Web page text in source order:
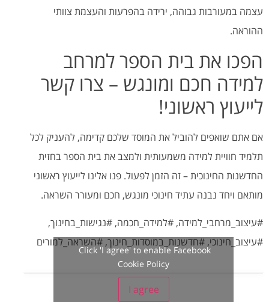
עצמה במעורבות גבוהה, ירידה בהפרעות והעצמת צוותי
ההוראה.
הפכו את בית הספר למרחב
למידה חכם ומונגש – צרו קשר
לייעוץ ראשוני!
אם אתם שואפים להוביל את המוסד שלכם קדימה, להעניק לכל
תלמיד חוויית למידה משמעותית ולמצב את בית הספר בחזית
החדשנות החינוכית – זה הזמן לפעול. פנו אלינו לייעוץ ראשוני
מותאם ויחד נבנה עתיד חינוכי מונגש, חכם ומעורר השראה.
#עיצוב_מרחבי_למידה, #למידה_חכמה, #נגישות_בחינוך,
#עיצוב_חינוכי, #חדשנות_במוסדות_חינוך, #השראה_למורים
Click 'I agree' to enable Facebook
Cookie Policy
I agree